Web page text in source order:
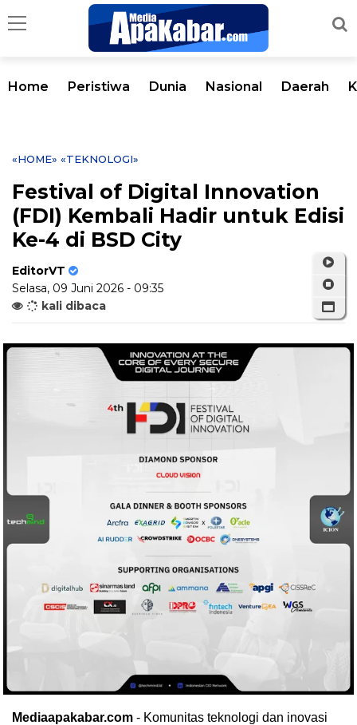
Home Peristiwa Dunia Nasional Daerah
«HOME» «TEKNOLOGI»
Festival of Digital Innovation
(FDI) Kembali Hadir untuk Edisi
Ke-4 di BSD City
EditorVT
Selasa, 09 Juni 2026 - 09:35
kali dibaca
Mediaapakabar.com - Komunitas teknologi dan inovasi